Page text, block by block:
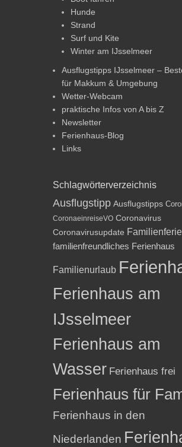
Hunde
Strand
Surf und Kite
Winter am IJsselmeer
Ausflugstipps IJsselmeer –
für Makkum & Umgebung
Wetter-Webcam
praktische Infos von A bis Z
Newsletter
Ferienhaus-Blog
Links
Schlagwörterverzeichnis
Ausflugstipp Ausflugstipps
CoronaeinreiseVO Coronavirus
Coronavirusupdate
familienfreundliches Ferienhaus
Familienurlaub
Ferienhaus am
IJsselmeer
Ferienhaus am
Wasser Ferienhaus frei
Ferienhaus für
Ferienhaus in den
Niederlanden